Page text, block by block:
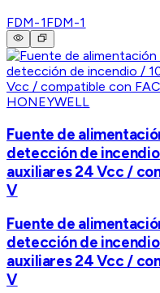
FDM-1FDM-1
HONEYWELL
Fuente de
detección de
auxiliares 24 Vcc /
V
Fuente de
detección de
auxiliares 24 Vcc /
V